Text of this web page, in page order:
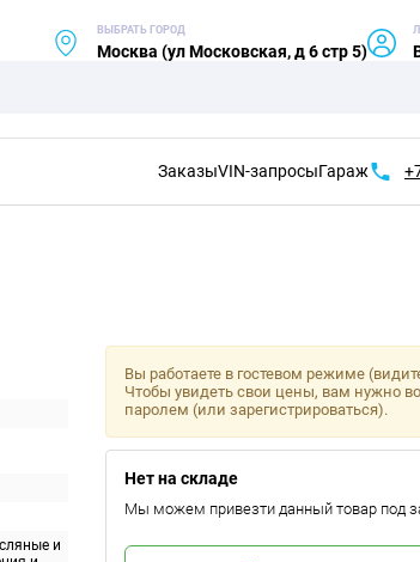
ВЫБРАТЬ ГОРОД
Москва (ул Московская, д 6 стр 5)
ЗаказыVIN-запросыГараж
и
Вы работаете в гостевом режиме
Чтобы увидеть свои цены, вам нужно
паролем (или зарегистрироваться).
Нет на складе
Мы можем привезти данный товар под